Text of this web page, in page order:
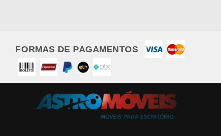
FORMAS DE PAGAMENTOS